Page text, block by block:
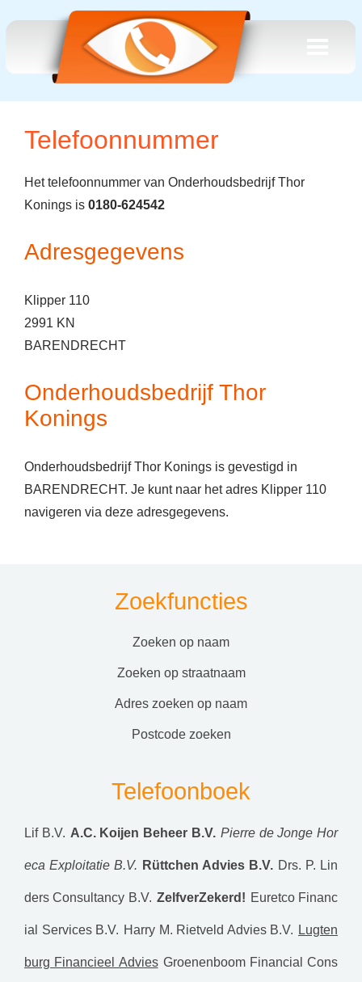
Telefoonnummer
Het telefoonnummer van Onderhoudsbedrijf Thor
Konings is 0180-624542
Adresgegevens
Klipper 110
2991 KN
BARENDRECHT
Onderhoudsbedrijf Thor
Konings
Onderhoudsbedrijf Thor Konings is gevestigd in
BARENDRECHT. Je kunt naar het adres Klipper 110
navigeren via deze adresgegevens.
Zoekfuncties
zoeken op naam
zoeken op straatnaam
adres zoeken op naam
postcode zoeken
Telefoonboek
Lif B.V. A.C. Koijen Beheer B.V. Pierre de Jonge Hor
eca Exploitatie B.V. Rüttchen Advies B.V. Drs. P. Lin
ders Consultancy B.V. ZelfverZekerd! Euretco Financ
ial Services B.V. Harry M. Rietveld Advies B.V. Lugten
burg Financieel Advies Groenenboom Financial Cons